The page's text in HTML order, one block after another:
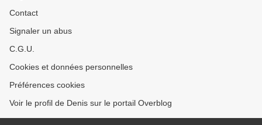
Contact
Signaler un abus
C.G.U.
Cookies et données personnelles
Préférences cookies
Voir le profil de Denis sur le portail Overblog